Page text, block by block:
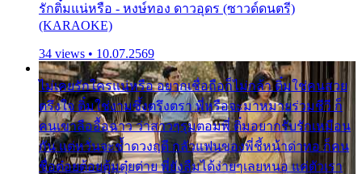
รักติ๋มแน่หรือ - หงษ์ทอง ดาวอุดร (ซาวด์ดนตรี)
(KARAOKE)
34 views • 10.07.2569
ไม่เคยรักใครแน่หรือ อยากเชื่อถือก็ไม่กล้า ติ๋มใช่คนสวย
ตรึงใจ ติ๋มใช่งามซึ้งตรึงตรา พี่หรือจะมาหมายร่วมชีวี ก็
คนเขาลืออื้อฉาว ว่าสาวๆรุมตอมพี่ ติ๋มอยากรับรักเหมือน
กัน แต่หวั่นจะช้ำดวงฤดี กลัวแฟนของพี่ชี้หน้าด่าทอ ก็คน
ชื่อต๋อยต้อยตุ้มตุ๋ยต่าย พี่ยังลืมได้ง่ายๆเลยหนอ แค่ตัวเรา